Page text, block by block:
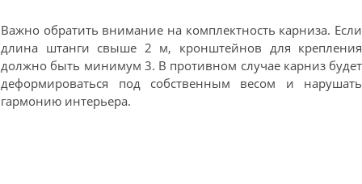
Важно обратить внимание на комплектность карниза. Если
длина штанги свыше 2 м, кронштейнов для крепления
должно быть минимум 3. В противном случае карниз будет
деформироваться под собственным весом и нарушать
гармонию интерьера.